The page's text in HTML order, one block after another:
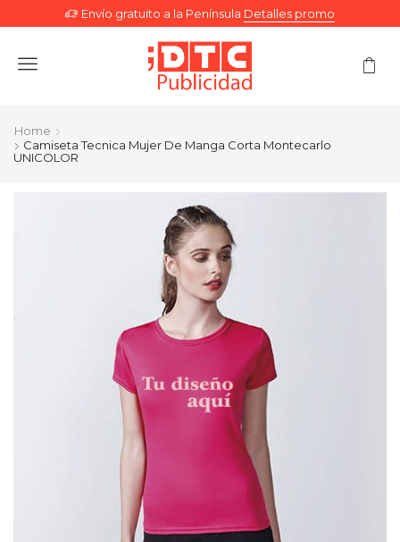
Envío gratuito a la Península Detalles promo
Menu
Home
Camiseta Tecnica Mujer De Manga Corta Montecarlo
UNICOLOR